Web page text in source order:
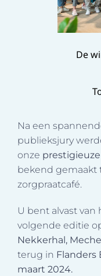
De
Na een
publieksjury
onze
bekend gemaakt
zorgpraatcafé.
U bent alvast
volgende editie
Nekkerhal,
terug in Flanders
maart 2024.